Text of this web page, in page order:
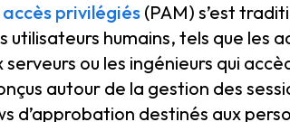
privilégiés (PAM) s’est
utilisateurs humains, tels que les
ou les ingénieurs qui
autour de la gestion des
d’approbation destinés aux